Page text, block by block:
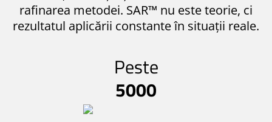
rafinarea metodei. SAR™ nu este teorie, ci
rezultatul aplicării constante în situații reale.
Peste
5000